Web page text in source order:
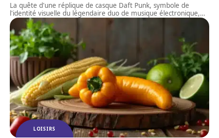
La quête d'une réplique de casque Daft Punk, symbole de
l'identité visuelle du légendaire duo de musique électronique,…
LOISIRS